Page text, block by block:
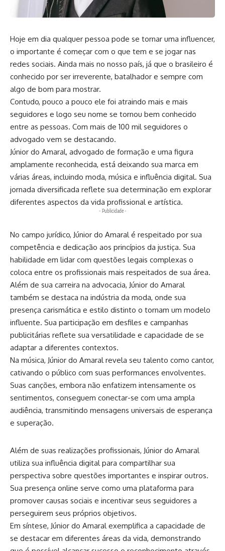
Hoje em dia qualquer pessoa pode se tornar uma influencer,
o importante é começar com o que tem e se jogar nas
redes sociais. Ainda mais no nosso país, já que o brasileiro é
conhecido por ser irreverente, batalhador e sempre com
algo de bom para mostrar.
Contudo, pouco a pouco ele foi atraindo mais e mais
seguidores e logo seu nome se tornou bem conhecido
entre as pessoas. Com mais de 100 mil seguidores o
advogado vem se destacando.
Júnior do Amaral, advogado de formação e uma figura
amplamente reconhecida, está deixando sua marca em
várias áreas, incluindo moda, música e influência digital. Sua
jornada diversificada reflete sua determinação em explorar
diferentes aspectos da vida profissional e artística.
- Publicidade -
No campo jurídico, Júnior do Amaral é respeitado por sua
competência e dedicação aos princípios da justiça. Sua
habilidade em lidar com questões legais complexas o
coloca entre os profissionais mais respeitados de sua área.
Além de sua carreira na advocacia, Júnior do Amaral
também se destaca na indústria da moda, onde sua
presença carismática e estilo distinto o tornam um modelo
influente. Sua participação em desfiles e campanhas
publicitárias reflete sua versatilidade e capacidade de se
adaptar a diferentes contextos.
Na música, Júnior do Amaral revela seu talento como cantor,
cativando o público com suas performances envolventes.
Suas canções, embora não enfatizem intensamente os
sentimentos, conseguem conectar-se com uma ampla
audiência, transmitindo mensagens universais de esperança
e superação.
Além de suas realizações profissionais, Júnior do Amaral
utiliza sua influência digital para compartilhar sua
perspectiva sobre questões importantes e inspirar outros.
Sua presença online serve como uma plataforma para
promover causas sociais e incentivar seus seguidores a
perseguirem seus próprios objetivos.
Em síntese, Júnior do Amaral exemplifica a capacidade de
se destacar em diferentes áreas da vida, demonstrando